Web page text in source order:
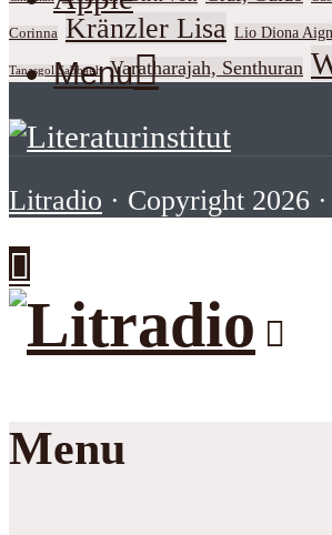
Menu
Corinna Kränzler Lisa Lio Diona
Tanasgol Sabbagh Varatharajah, Senthuran
Litradio · Copyright 2026
Menu